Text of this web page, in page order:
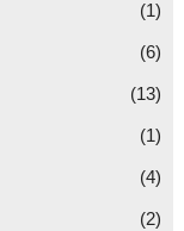
(1)
(6)
(13)
(1)
(4)
(2)